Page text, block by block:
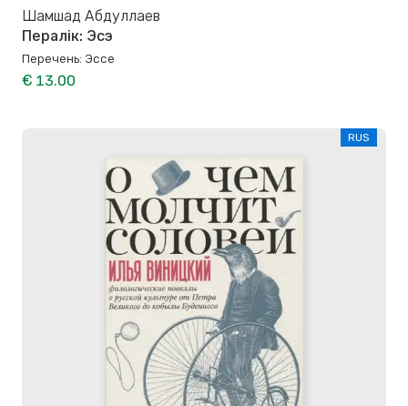
Шамшад Абдуллаев
Пералік: Эсэ
Перечень: Эссе
€ 13.00
RUS